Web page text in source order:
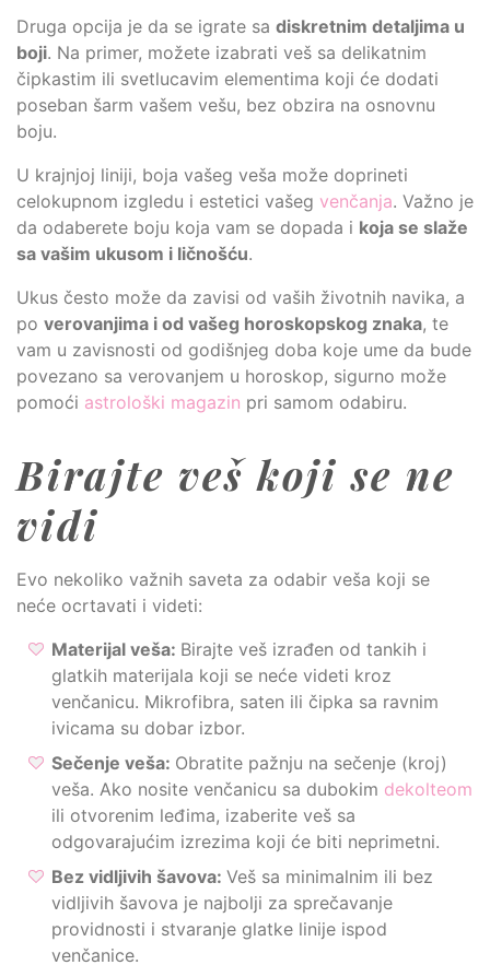
Druga opcija je da se igrate sa diskretnim detaljima u
boji. Na primer, možete izabrati veš sa delikatnim
čipkastim ili svetlucavim elementima koji će dodati
poseban šarm vašem vešu, bez obzira na osnovnu
boju.
U krajnjoj liniji, boja vašeg veša može doprineti
celokupnom izgledu i estetici vašeg venčanja. Važno je
da odaberete boju koja vam se dopada i koja se slaže
sa vašim ukusom i ličnošću.
Ukus često može da zavisi od vaših životnih navika, a
po verovanjima i od vašeg horoskopskog znaka, te
vam u zavisnosti od godišnjeg doba koje ume da bude
povezano sa verovanjem u horoskop, sigurno može
pomoći astrološki magazin pri samom odabiru.
Birajte veš koji se ne
vidi
Evo nekoliko važnih saveta za odabir veša koji se
neće ocrtavati i videti:
Materijal veša: Birajte veš izrađen od tankih i
glatkih materijala koji se neće videti kroz
venčanicu. Mikrofibra, saten ili čipka sa ravnim
ivicama su dobar izbor.
Sečenje veša: Obratite pažnju na sečenje (kroj)
veša. Ako nosite venčanicu sa dubokim dekolteom
ili otvorenim leđima, izaberite veš sa
odgovarajućim izrezima koji će biti neprimetni.
Bez vidljivih šavova: Veš sa minimalnim ili bez
vidljivih šavova je najbolji za sprečavanje
providnosti i stvaranje glatke linije ispod
venčanice.